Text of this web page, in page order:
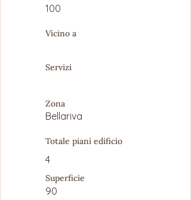
100
Vicino a
Servizi
Zona
Bellariva
Totale piani edificio
4
Superficie
90